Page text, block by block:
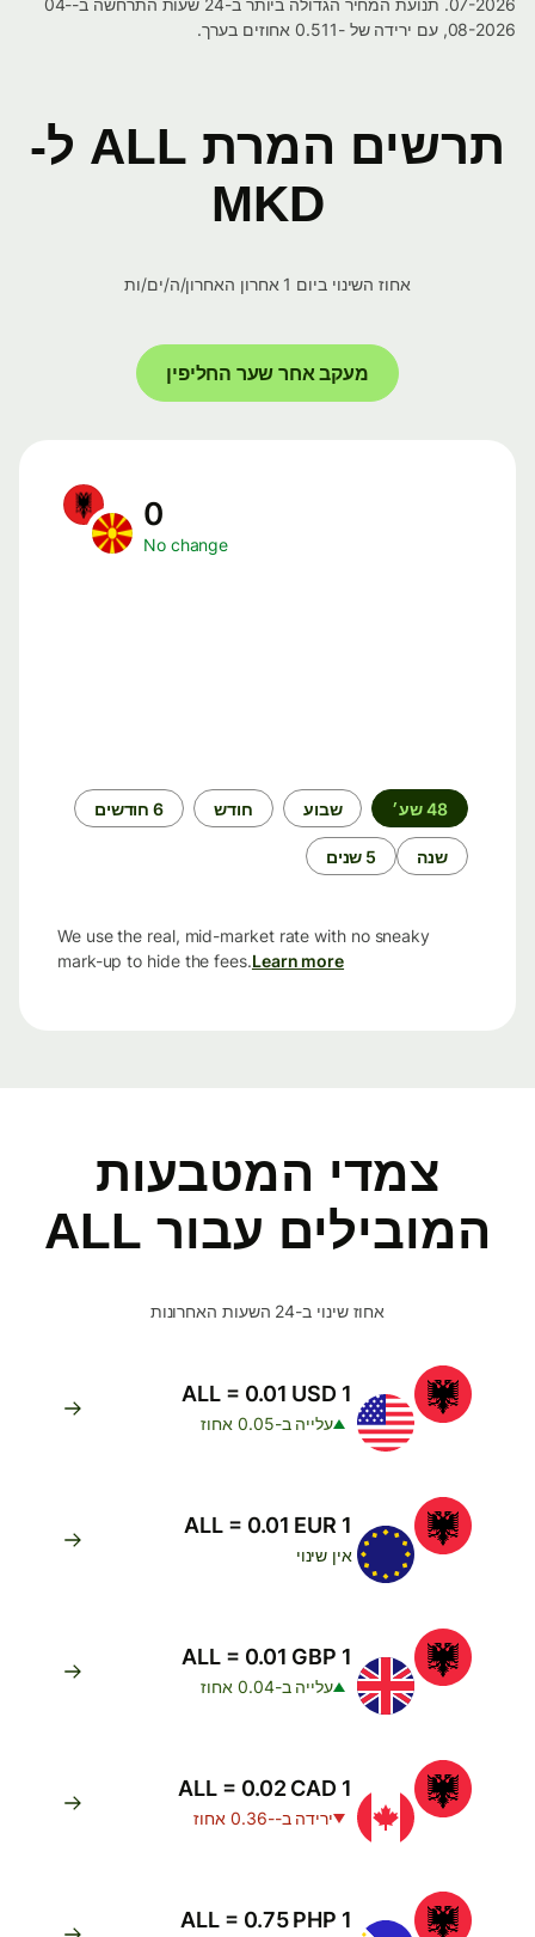
07-2026. תנועת המחיר הגדולה ביותר ב-24 שעות התרחשה ב-04-
08-2026, עם ירידה של -0.511 אחוזים בערך.
תרשים המרת ALL ל-
MKD
אחוז השינוי ביום 1 אחרון האחרון/ה/ים/ות
מעקב אחר שער החליפין
0
No change
תקופת
זמן
48 שע׳ שבוע חודש 6 חודשים
שנה 5 שנים
We use the real, mid-market rate with no sneaky
mark-up to hide the fees.Learn more
צמדי המטבעות
המובילים עבור ALL
אחוז שינוי ב-24 השעות האחרונות
1 ALL = 0.01 USD
עלייה ב-0.05 אחוז
1 ALL = 0.01 EUR
אין שינוי
1 ALL = 0.01 GBP
עלייה ב-0.04 אחוז
1 ALL = 0.02 CAD
ירידה ב--0.36 אחוז
1 ALL = 0.75 PHP